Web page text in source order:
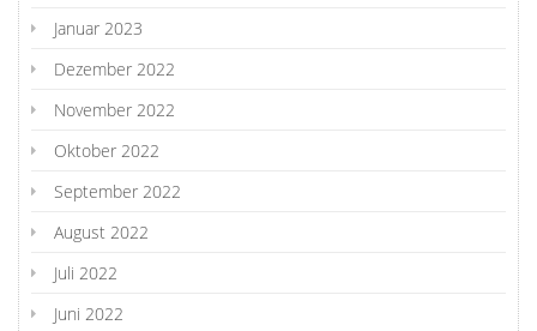
Januar 2023
Dezember 2022
November 2022
Oktober 2022
September 2022
August 2022
Juli 2022
Juni 2022